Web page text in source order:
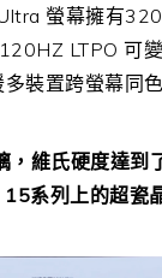
螢幕擁有
LTPO 可
裝置跨螢幕同色
，維氏硬度達到
系列上的超瓷